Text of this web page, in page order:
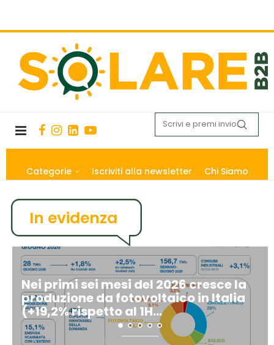
Categorie Iscriviti alla newsletter Chi Siamo
In evidenza
Nei primi sei mesi del 2026 cresce la
produzione da fotovoltaico in Italia
(+19,2% rispetto al 1H...
Fotovoltaico Italia,
connessa nel 1H
(+12%); cala solo il...